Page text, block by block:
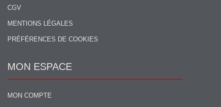
CGV
MENTIONS LÉGALES
PRÉFÉRENCES DE COOKIES
MON ESPACE
MON COMPTE